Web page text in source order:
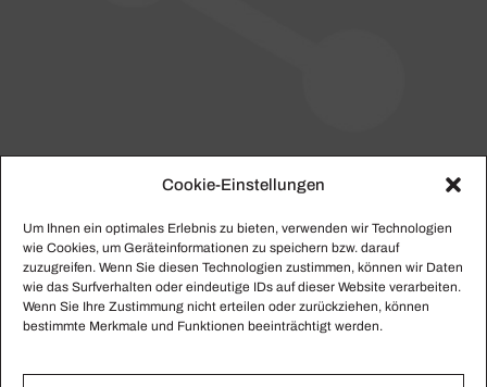
Cookie-Einstellungen
Um Ihnen ein optimales Erlebnis zu bieten, verwenden wir Technologien
wie Cookies, um Geräteinformationen zu speichern bzw. darauf
zuzugreifen. Wenn Sie diesen Technologien zustimmen, können wir Daten
wie das Surfverhalten oder eindeutige IDs auf dieser Website verarbeiten.
Wenn Sie Ihre Zustimmung nicht erteilen oder zurückziehen, können
bestimmte Merkmale und Funktionen beeinträchtigt werden.
Global Players
Hier finden Sie alle gesammelten Beiträge zu Global
Players.